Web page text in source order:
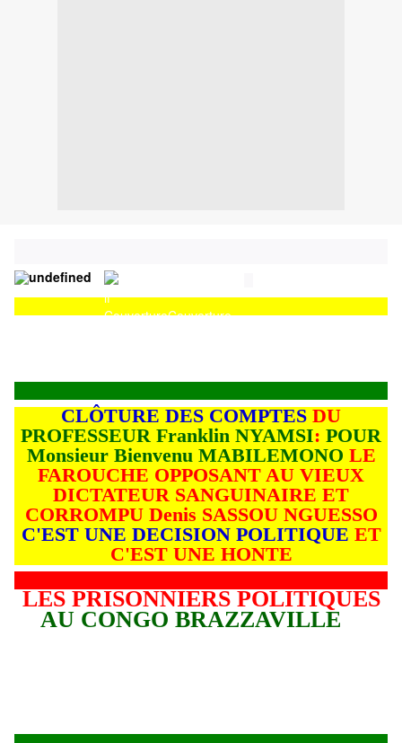
CouvertureCouverture
CLÔTURE DES COMPTES DU
PROFESSEUR Franklin NYAMSI: POUR
Monsieur Bienvenu MABILEMONO LE
FAROUCHE OPPOSANT AU VIEUX
DICTATEUR SANGUINAIRE ET
CORROMPU Denis SASSOU NGUESSO
C'EST UNE DECISION POLITIQUE ET
C'EST UNE HONTE
LES PRISONNIERS POLITIQUES
AU CONGO BRAZZAVILLE